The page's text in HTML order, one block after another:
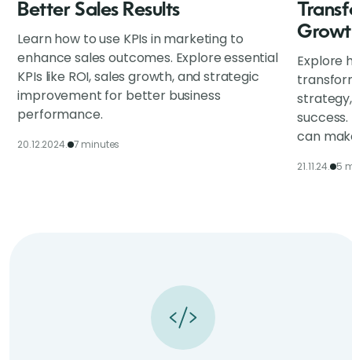
Better Sales Results
Learn how to use KPIs in marketing to
enhance sales outcomes. Explore essential
KPIs like ROI, sales growth, and strategic
improvement for better business
performance.
20.12.2024. 7 minutes
Explore
can
21.11.24. 5